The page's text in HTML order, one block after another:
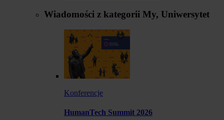
Wiadomości z kategorii My, Uniwersytet
Konferencje
HumanTech Summit 2026